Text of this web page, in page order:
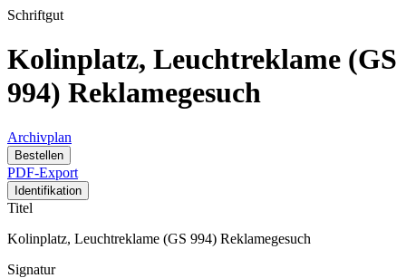
Schriftgut
Kolinplatz, Leuchtreklame (GS
994) Reklamegesuch
Archivplan
Bestellen
PDF-Export
Identifikation
Titel
Kolinplatz, Leuchtreklame (GS 994) Reklamegesuch
Signatur